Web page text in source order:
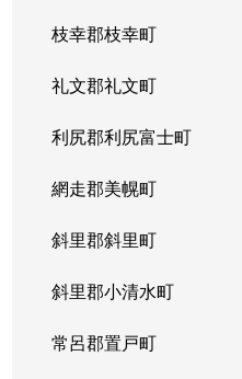
枝幸郡枝幸町
礼文郡礼文町
利尻郡利尻富士町
網走郡美幌町
斜里郡斜里町
斜里郡小清水町
常呂郡置戸町